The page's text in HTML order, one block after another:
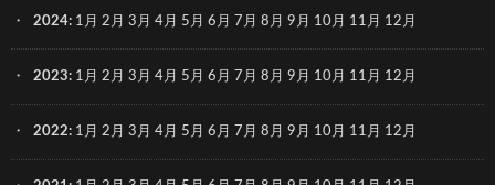
2024: 1月 2月 3月 4月 5月 6月 7月 8月 9月 10月 11月 12月
2023: 1月 2月 3月 4月 5月 6月 7月 8月 9月 10月 11月 12月
2022: 1月 2月 3月 4月 5月 6月 7月 8月 9月 10月 11月 12月